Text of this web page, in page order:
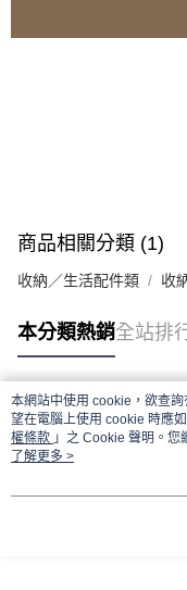
商品相關分類 (1)
收納／生活配件類 收
本分類熱銷全站排
熱門標籤
本網站中使用 cookie，欲查
望在電腦上使用 cookie 時應
權條款 」之 Cookie 聲明。您
用條款之 Cookie 聲明使用
了解更多 >